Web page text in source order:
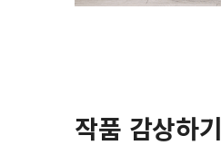
작품 감상하기